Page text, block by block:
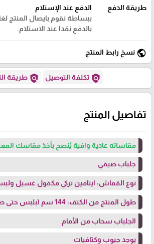
طريقة الدفع
الدفع عند الإستلام
ببساطة نقوم بايصال المنتج
بالدفع نقدا عند الاستلام.
public نسخ رابط المنتج
policy تكلفة التوصيل policy طريقة
تفاصيل المنتج
مقاساته عادية وافية يُنصح بأخذ مقاسك
جلباب صيفي
نوع القماش: ايتامين تركي مكفول غسيل
طول المنتج من الكتف: 144 سم (بلبس حتى طول 170)
الجلباب سحاب من الأمام
يوجد جيوب وكتافيات